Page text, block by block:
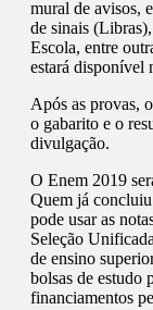
mural de avisos,
de sinais
Escola, entre
estará disponível
Após as provas,
o gabarito e o
divulgação.
O Enem 2019
Quem já
pode usar as
Seleção
de ensino
bolsas de estudo
financiamentos